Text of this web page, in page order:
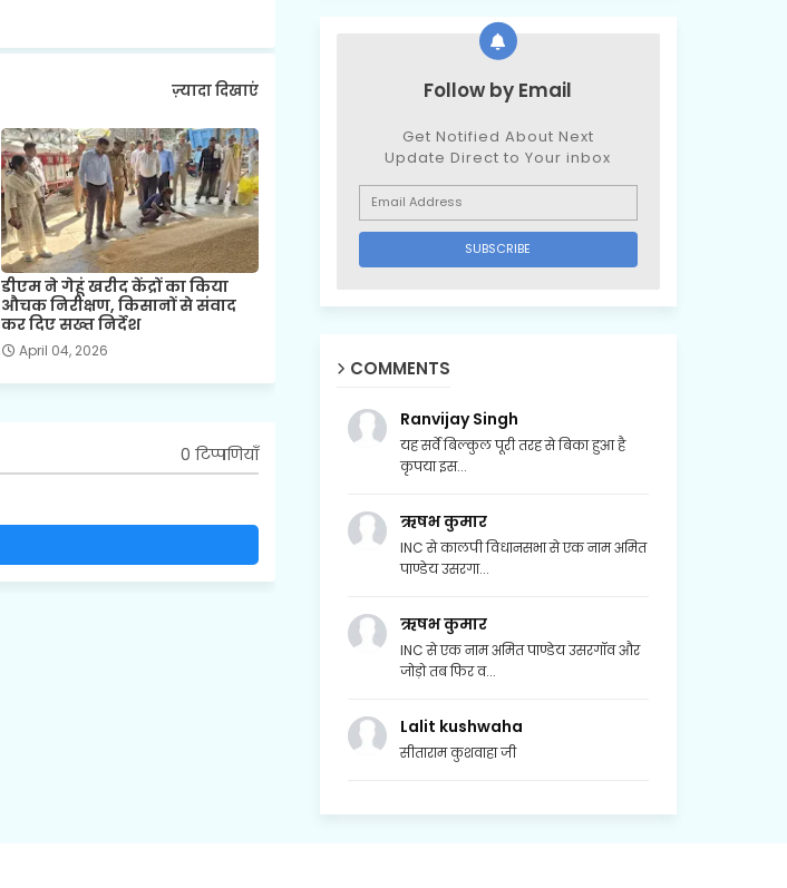
ज़्यादा दिखाएं
डीएम ने गेहूं खरीद केंद्रों का किया
औचक निरीक्षण, किसानों से संवाद
कर दिए सख्त निर्देश
April 04, 2026
0 टिप्पणियाँ
Follow by Email
Get Notified About Next
Update Direct to Your inbox
COMMENTS
Ranvijay Singh
यह सर्वे बिल्कुल पूरी तरह से बिका हुआ है
कृपया इस...
ऋषभ कुमार
INC से कालपी विधानसभा से एक नाम अमित
पाण्डेय उसरगा...
ऋषभ कुमार
INC से एक नाम अमित पाण्डेय उसरगॉव और
जोड़ो तब फिर व...
Lalit kushwaha
सीताराम कुशवाहा जी